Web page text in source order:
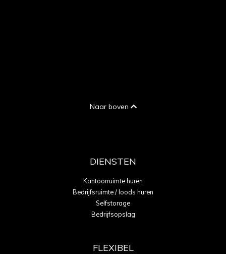
Naar boven
DIENSTEN
Kantoorruimte huren
Bedrijfsruimte / loods huren
Selfstorage
Bedrijfsopslag
FLEXIBEL